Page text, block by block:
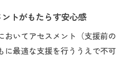
トがもたらす安心感
おいてアセスメント（支援前の
に最適な支援を行ううえで不可